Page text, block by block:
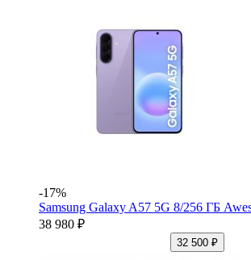
-17%
Samsung Galaxy A57 5G 8/256 ГБ
38 980 ₽
32 500 ₽